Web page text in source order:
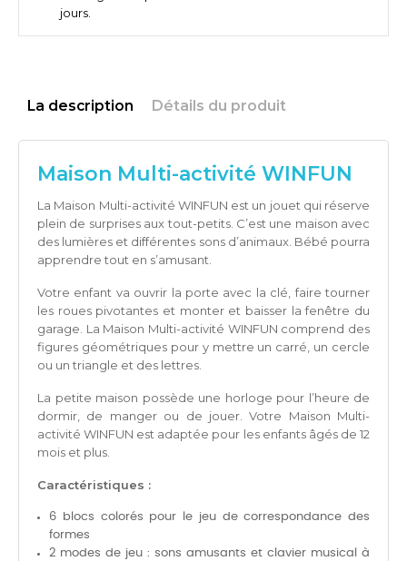
jours.
La description Détails du produit
Maison Multi-activité WINFUN
La Maison Multi-activité WINFUN est un jouet qui réserve
plein de surprises aux tout-petits. C’est une maison avec
des lumières et différentes sons d’animaux. Bébé pourra
apprendre tout en s’amusant.
Votre enfant va ouvrir la porte avec la clé, faire tourner
les roues pivotantes et monter et baisser la fenêtre du
garage. La Maison Multi-activité WINFUN comprend des
figures géométriques pour y mettre un carré, un cercle
ou un triangle et des lettres.
La petite maison possède une horloge pour l’heure de
dormir, de manger ou de jouer. Votre Maison Multi-
activité WINFUN est adaptée pour les enfants âgés de 12
mois et plus.
Caractéristiques :
6 blocs colorés pour le jeu de correspondance des
formes
2 modes de jeu : sons amusants et clavier musical à